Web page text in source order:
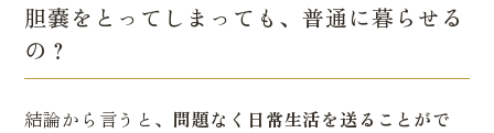
胆嚢をとってしまっても、普通に暮らせる
の？
結論から言うと、 問題なく日常生活を送ることがで